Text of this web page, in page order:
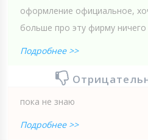
оформление официальное,
больше про эту фирму ничего
Подробнее >>
пока не знаю
Подробнее >>